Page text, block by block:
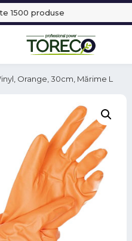
Orange, 30cm, Mărime L